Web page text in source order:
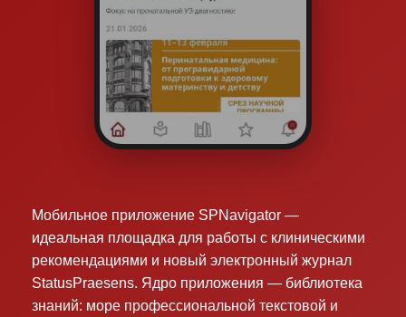
Мобильное приложение SPNavigator —
идеальная площадка для работы с клиническими
рекомендациями и новый электронный журнал
StatusPraesens. Ядро приложения — библиотека
знаний: море профессиональной текстовой и